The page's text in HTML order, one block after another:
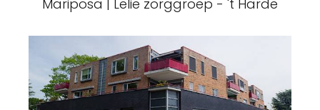
Mariposa | Lelie zorggroep - 't Harde